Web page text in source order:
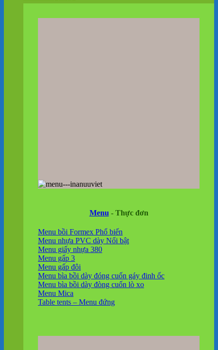
Menu - Thực đơn
Menu bồi Formex
Menu nhựa PVC dày
Menu giấy nhựa 380
Menu gấp 3
Menu gấp đôi
Menu bìa bồi dày đóng cuốn gáy đinh ốc
Menu bìa bồi dày đòng cuốn lò xo
Menu Mica
Table tents – Menu đứng